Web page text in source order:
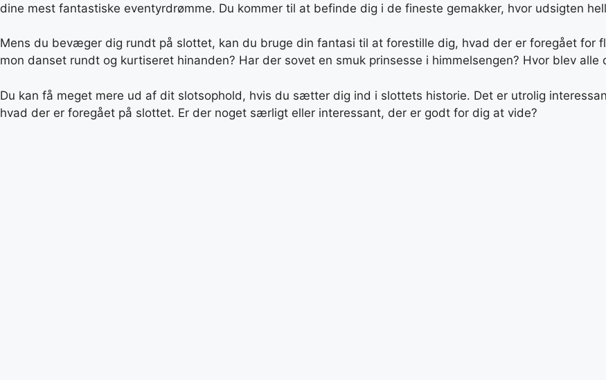
dine mest fantastiske eventyrdrømme. Du kommer til at befinde dig i de fineste gemakker, hvor udsigten
Mens du bevæger dig rundt på slottet, kan du bruge din fantasi til at forestille dig, hvad der er foregået for
mon danset rundt og kurtiseret hinanden? Har der sovet en smuk prinsesse i himmelsengen? Hvor blev
Du kan få meget mere ud af dit slotsophold, hvis du sætter dig ind i slottets historie. Det er utrolig
hvad der er foregået på slottet. Er der noget særligt eller interessant, der er godt for dig at vide?